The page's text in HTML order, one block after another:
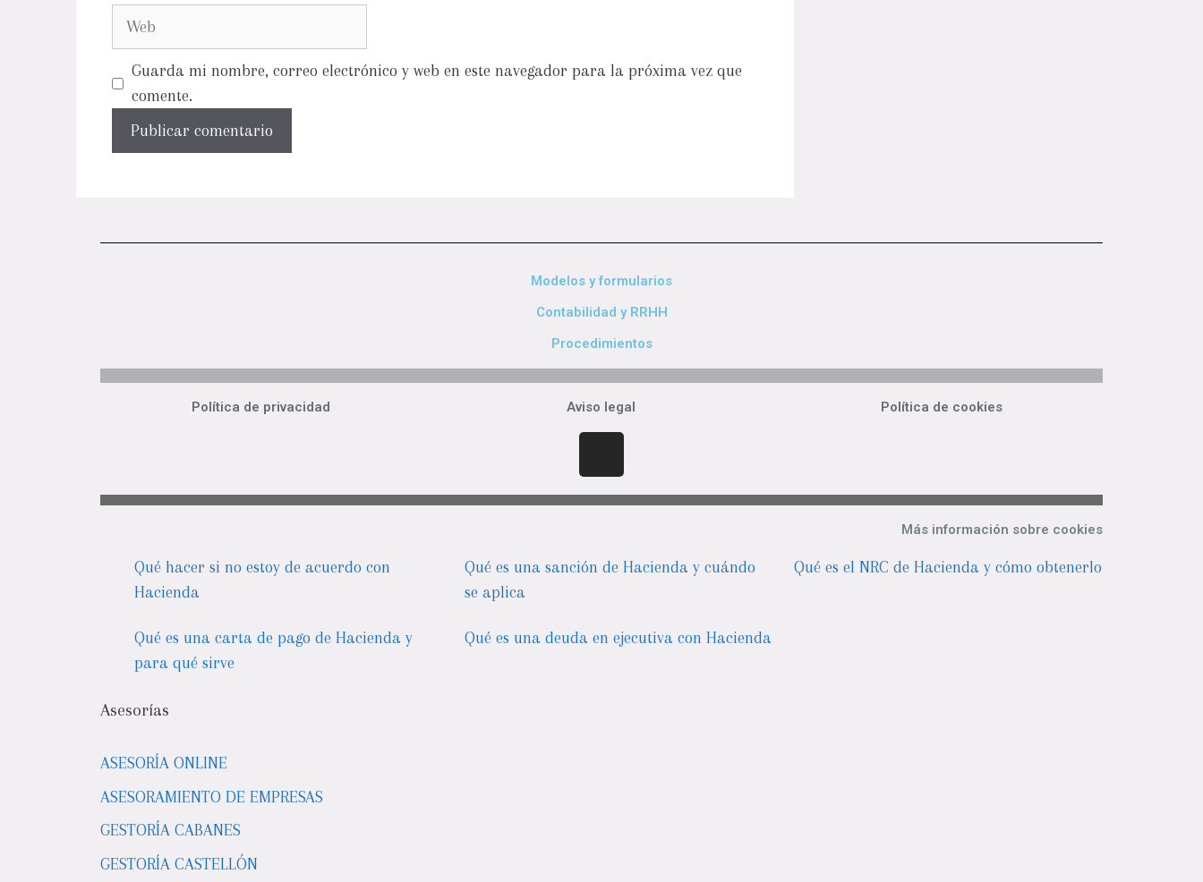
Guarda mi nombre, correo electrónico y web en este navegador para la próxima vez que
comente.
Modelos y formularios
Contabilidad y RRHH
Procedimientos
Política de privacidad Aviso legal Política de cookies
Más información sobre cookies
Qué hacer si no estoy de acuerdo con
Hacienda
Qué es una sanción de Hacienda y cuándo
se aplica
Qué es el NRC de Hacienda y cómo obtenerlo
Qué es una carta de pago de Hacienda y
para qué sirve
Qué es una deuda en ejecutiva con Hacienda
Asesorías
ASESORÍA ONLINE
ASESORAMIENTO DE EMPRESAS
GESTORÍA CABANES
GESTORÍA CASTELLÓN